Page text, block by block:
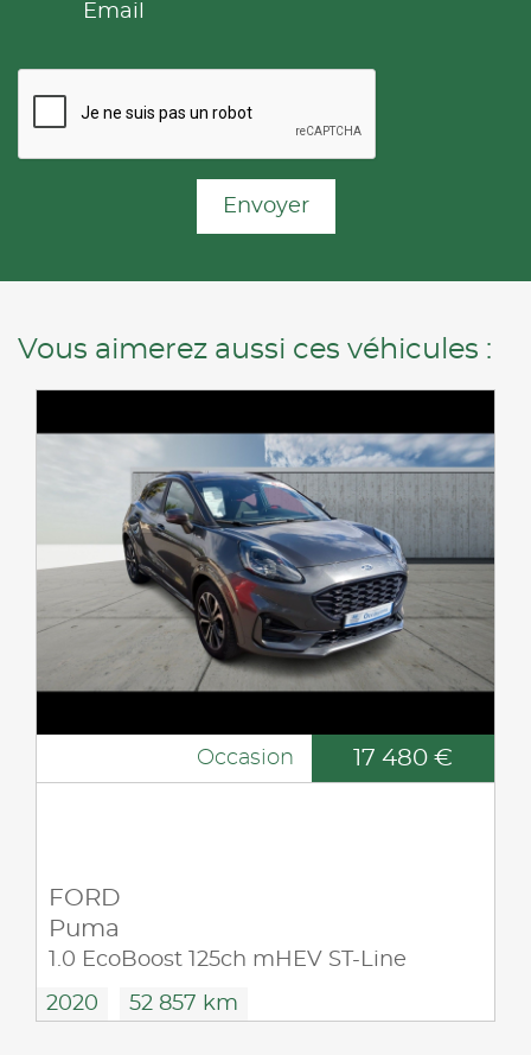
Email
Envoyer
Vous aimerez aussi ces véhicules :
Occasion 17 480 €
FORD
Puma
1.0 EcoBoost 125ch mHEV ST-Line
2020 52 857 km